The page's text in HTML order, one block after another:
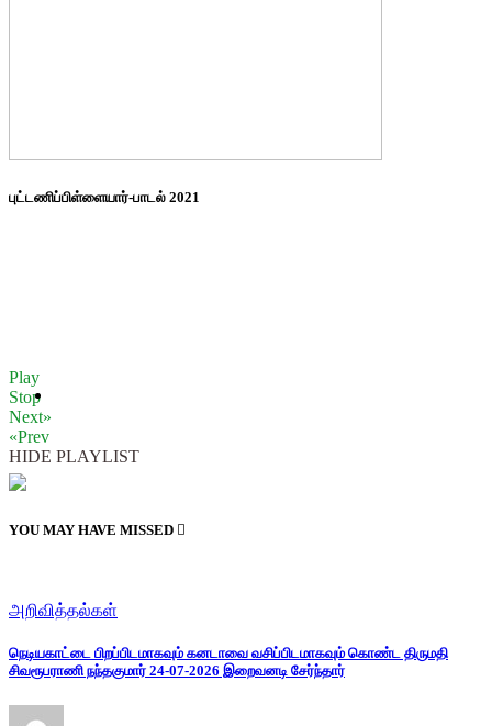
புட்டணிப்பிள்ளையார்-பாடல் 2021
Play
Stop
Next»
«Prev
HIDE PLAYLIST
YOU MAY HAVE MISSED
அறிவித்தல்கள்
நெடியகாட்டை பிறப்பிடமாகவும் கனடாவை வசிப்பிடமாகவும் கொண்ட திருமதி
சிவரூபராணி நந்தகுமார் 24-07-2026 இறைவனடி சேர்ந்தார்